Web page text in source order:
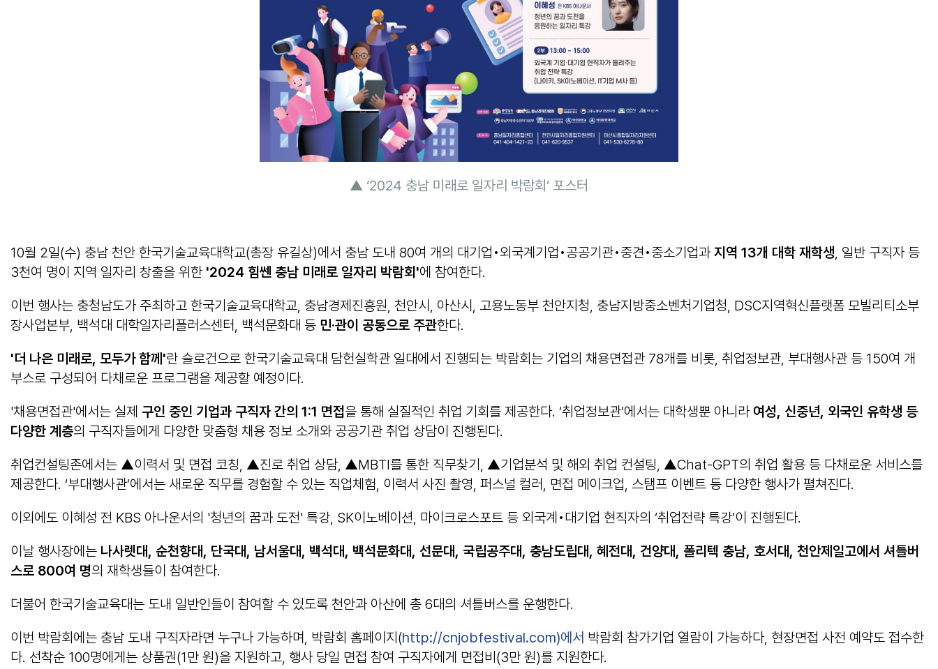
▲ ‘2024 충남 미래로 일자리 박람회’ 포스터
10월 2일(수) 충남 천안 한국기술교육대학교(총장 유길상)에서 충남 도내 80여 개의 대기업•외국계기업•공공기관•중견•중소기업과 지역 13개 대학 재학생, 일반 구직자 등
3천여 명이 지역 일자리 창출을 위한 '2024 힘쎈 충남 미래로 일자리 박람회 '에 참여한다.
이번 행사는 충청남도가 주최하고 한국기술교육대학교, 충남경제진흥원, 천안시, 아산시, 고용노동부 천안지청, 충남지방중소벤처기업청, DSC지역혁신플랫폼 모빌리티소부
장사업본부, 백석대 대학일자리플러스센터, 백석문화대 등 민·관이 공동으로 주관한다.
'더 나은 미래로, 모두가 함께 '란 슬로건으로 한국기술교육대 담헌실학관 일대에서 진행되는 박람회는 기업의 채용면접관 78개를 비롯, 취업정보관, 부대행사관 등 150여 개
부스로 구성되어 다채로운 프로그램을 제공할 예정이다.
'채용면접관'에서는 실제 구인 중인 기업과 구직자 간의 1:1 면접을 통해 실질적인 취업 기회를 제공한다. ‘취업정보관’에서는 대학생뿐 아니라 여성, 신중년, 외국인 유학생 등
다양한 계층의 구직자들에게 다양한 맞춤형 채용 정보 소개와 공공기관 취업 상담이 진행된다.
취업컨설팅존에서는 ▲이력서 및 면접 코칭, ▲진로 취업 상담, ▲MBTI를 통한 직무찾기, ▲기업분석 및 해외 취업 컨설팅, ▲Chat-GPT의 취업 활용 등 다채로운 서비스를
제공한다. ‘부대행사관’에서는 새로운 직무를 경험할 수 있는 직업체험, 이력서 사진 촬영, 퍼스널 컬러, 면접 메이크업, 스탬프 이벤트 등 다양한 행사가 펼쳐진다.
이외에도 이혜성 전 KBS 아나운서의 '청년의 꿈과 도전' 특강, SK이노베이션, 마이크로스포트 등 외국계•대기업 현직자의 ‘취업전략 특강’이 진행된다.
이날 행사장에는 나사렛대, 순천향대, 단국대, 남서울대, 백석대, 백석문화대, 선문대, 국립공주대, 충남도립대, 혜전대, 건양대, 폴리텍 충남, 호서대, 천안제일고에서 셔틀버
스로 800여 명의 재학생들이 참여한다.
더불어 한국기술교육대는 도내 일반인들이 참여할 수 있도록 천안과 아산에 총 6대의 셔틀버스를 운행한다.
이번 박람회에는 충남 도내 구직자라면 누구나 가능하며, 박람회 홈페이지(http://cnjobfestival.com)에서 박람회 참가기업 열람이 가능하다, 현장면접 사전 예약도 접수한
다. 선착순 100명에게는 상품권(1만 원)을 지원하고, 행사 당일 면접 참여 구직자에게 면접비(3만 원)를 지원한다.